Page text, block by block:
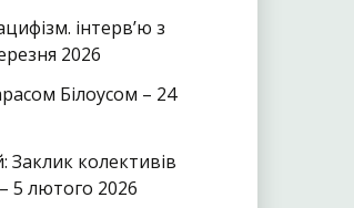
інтерв’ю з
2026
Білоусом – 24
Заклик колективів
5 лютого 2026